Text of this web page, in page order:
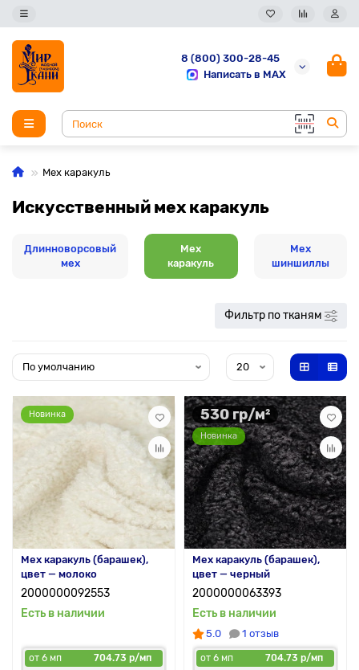
8 (800) 300-28-45
Написать в MAX
Мех каракуль
Искусственный мех каракуль
Длинноворсовый
мех
Мех
каракуль
Мех
шиншиллы
Фильтр по тканям
Новинка
Мех каракуль (барашек),
цвет — молоко
2000000092553
Есть в наличии
от 6 мп
704.73 р/мп
530 гр/м²
Новинка
Мех каракуль (барашек),
цвет — черный
2000000063393
Есть в наличии
5.0 1 отзыв
от 6 мп
704.73 р/мп